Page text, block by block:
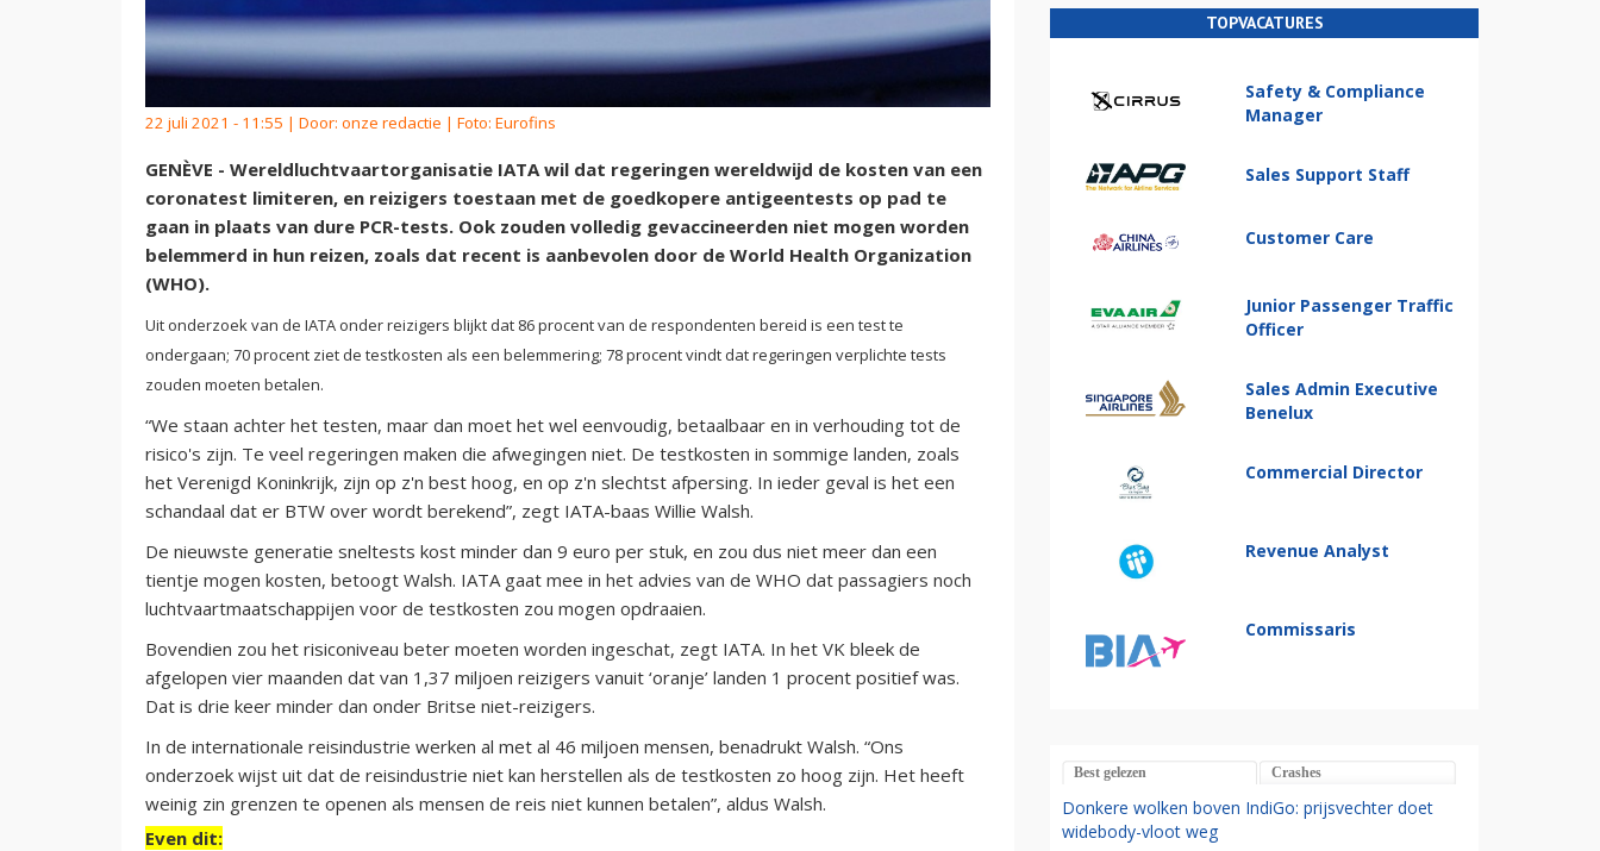
22 juli 2021 - 11:55 | Door: onze redactie | Foto: Eurofins
GENÈVE - Wereldluchtvaartorganisatie IATA wil dat regeringen wereldwijd de kosten van een
coronatest limiteren, en reizigers toestaan met de goedkopere antigeentests op pad te
gaan in plaats van dure PCR-tests. Ook zouden volledig gevaccineerden niet mogen worden
belemmerd in hun reizen, zoals dat recent is aanbevolen door de World Health Organization
(WHO).
Uit onderzoek van de IATA onder reizigers blijkt dat 86 procent van de respondenten bereid is een test te
ondergaan; 70 procent ziet de testkosten als een belemmering; 78 procent vindt dat regeringen verplichte tests
zouden moeten betalen.
“We staan achter het testen, maar dan moet het wel eenvoudig, betaalbaar en in verhouding tot de
risico's zijn. Te veel regeringen maken die afwegingen niet. De testkosten in sommige landen, zoals
het Verenigd Koninkrijk, zijn op z'n best hoog, en op z'n slechtst afpersing. In ieder geval is het een
schandaal dat er BTW over wordt berekend”, zegt IATA-baas Willie Walsh.
De nieuwste generatie sneltests kost minder dan 9 euro per stuk, en zou dus niet meer dan een
tientje mogen kosten, betoogt Walsh. IATA gaat mee in het advies van de WHO dat passagiers noch
luchtvaartmaatschappijen voor de testkosten zou mogen opdraaien.
Bovendien zou het risiconiveau beter moeten worden ingeschat, zegt IATA. In het VK bleek de
afgelopen vier maanden dat van 1,37 miljoen reizigers vanuit ‘oranje’ landen 1 procent positief was.
Dat is drie keer minder dan onder Britse niet-reizigers.
In de internationale reisindustrie werken al met al 46 miljoen mensen, benadrukt Walsh. “Ons
onderzoek wijst uit dat de reisindustrie niet kan herstellen als de testkosten zo hoog zijn. Het heeft
weinig zin grenzen te openen als mensen de reis niet kunnen betalen”, aldus Walsh.
Even dit:
TOPVACATURES
Safety & Compliance
Manager
Sales Support Staff
Customer Care
Junior Passenger Traffic
Officer
Sales Admin Executive
Benelux
Commercial Director
Revenue Analyst
Commissaris
Best gelezen Crashes
Donkere wolken boven IndiGo: prijsvechter doet
widebody-vloot weg